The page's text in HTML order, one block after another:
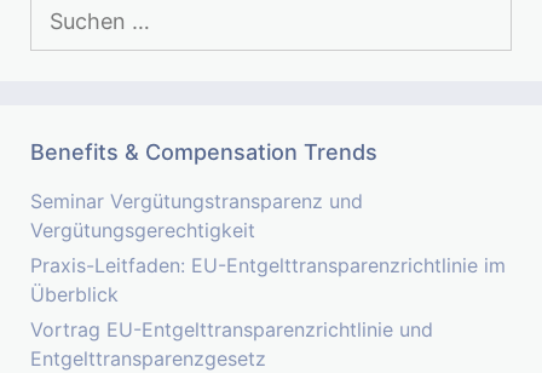
nach:
Benefits & Compensation Trends
Seminar Vergütungstransparenz und
Vergütungsgerechtigkeit
Praxis-Leitfaden: EU-Entgelttransparenzrichtlinie im
Überblick
Vortrag EU-Entgelttransparenzrichtlinie und
Entgelttransparenzgesetz